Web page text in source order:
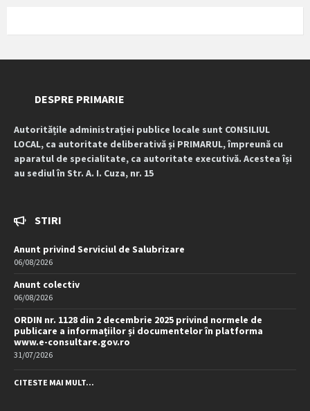
DESPRE PRIMARIE
Autoritățile administrației publice locale sunt CONSILIUL
LOCAL, ca autoritate deliberativă și PRIMARUL, împreună cu
aparatul de specialitate, ca autoritate executivă. Acestea își
au sediul în Str. A. I. Cuza, nr. 15
STIRI
Anunt privind Serviciul de Salubrizare
06/08/2026
Anunt colectiv
06/08/2026
ORDIN nr. 1128 din 2 decembrie 2025 privind normele de
publicare a informațiilor și documentelor în platforma
www.e-consultare.gov.ro
31/07/2026
CITESTE MAI MULT...